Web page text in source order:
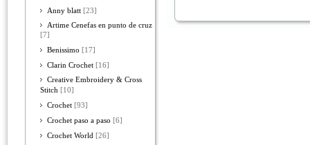
Anny blatt [23]
Artime Cenefas en punto de cruz
[7]
Benissimo [17]
Clarin Crochet [16]
Creative Embroidery & Cross
Stitch [10]
Crochet [93]
Crochet paso a paso [6]
Crochet World [26]